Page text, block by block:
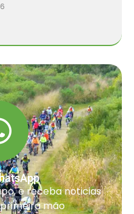
e receba noticias
mão